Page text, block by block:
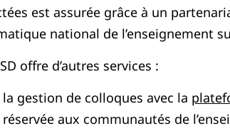
est assurée grâce à un
national de l’enseignement
offre d’autres services :
la gestion de colloques avec la
réservée aux communautés de